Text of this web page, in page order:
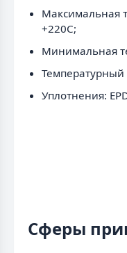
Максимальная
+220C;
Минимальная
Температурный
Уплотнения:
Сферы